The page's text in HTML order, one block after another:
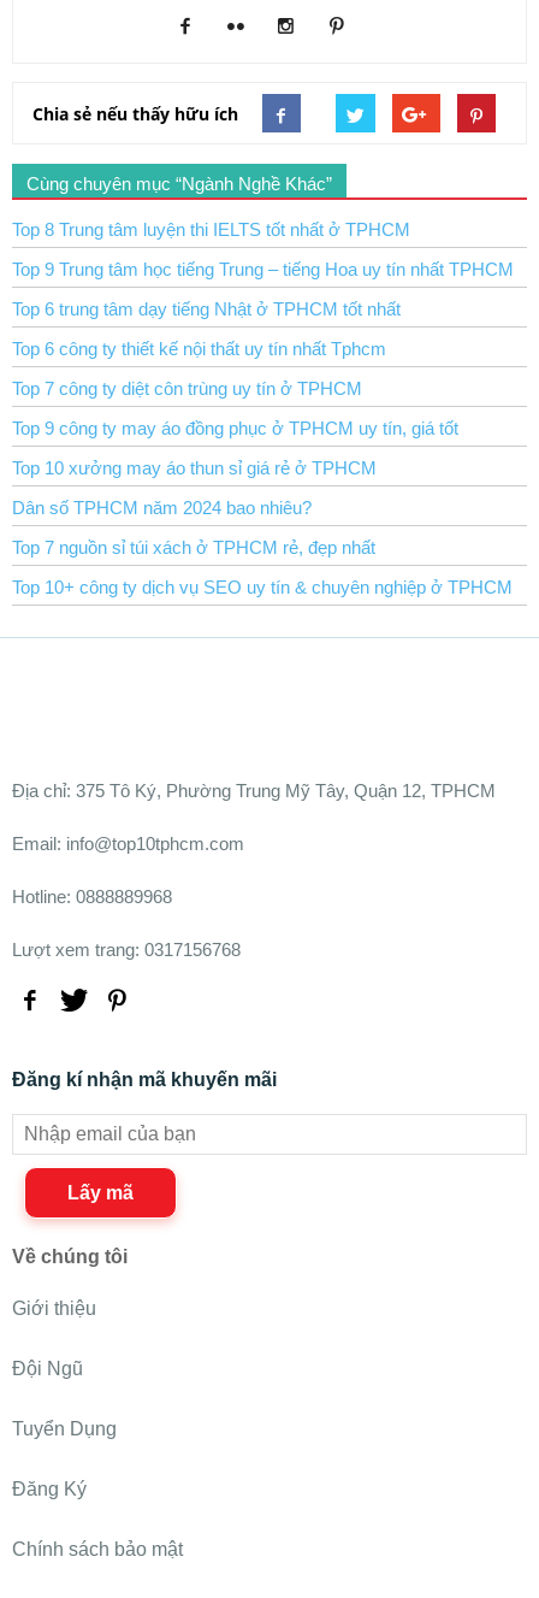
Chia sẻ nếu thấy hữu ích
Cùng chuyên mục “Ngành Nghề Khác”
Top 8 Trung tâm luyện thi IELTS tốt nhất ở TPHCM
Top 9 Trung tâm học tiếng Trung – tiếng Hoa uy tín nhất TPHCM
Top 6 trung tâm dạy tiếng Nhật ở TPHCM tốt nhất
Top 6 công ty thiết kế nội thất uy tín nhất Tphcm
Top 7 công ty diệt côn trùng uy tín ở TPHCM
Top 9 công ty may áo đồng phục ở TPHCM uy tín, giá tốt
Top 10 xưởng may áo thun sỉ giá rẻ ở TPHCM
Dân số TPHCM năm 2024 bao nhiêu?
Top 7 nguồn sỉ túi xách ở TPHCM rẻ, đẹp nhất
Top 10+ công ty dịch vụ SEO uy tín & chuyên nghiệp ở TPHCM
Ðịa chỉ: 375 Tô Ký, Phường Trung Mỹ Tây, Quận 12, TPHCM
Email: info@top10tphcm.com
Hotline: 0888889968
Lượt xem trang: 0317156768
Đăng kí nhận mã khuyến mãi
Lấy mã
Về chúng tôi
Giới thiệu
Đội Ngũ
Tuyển Dụng
Đăng Ký
Chính sách bảo mật